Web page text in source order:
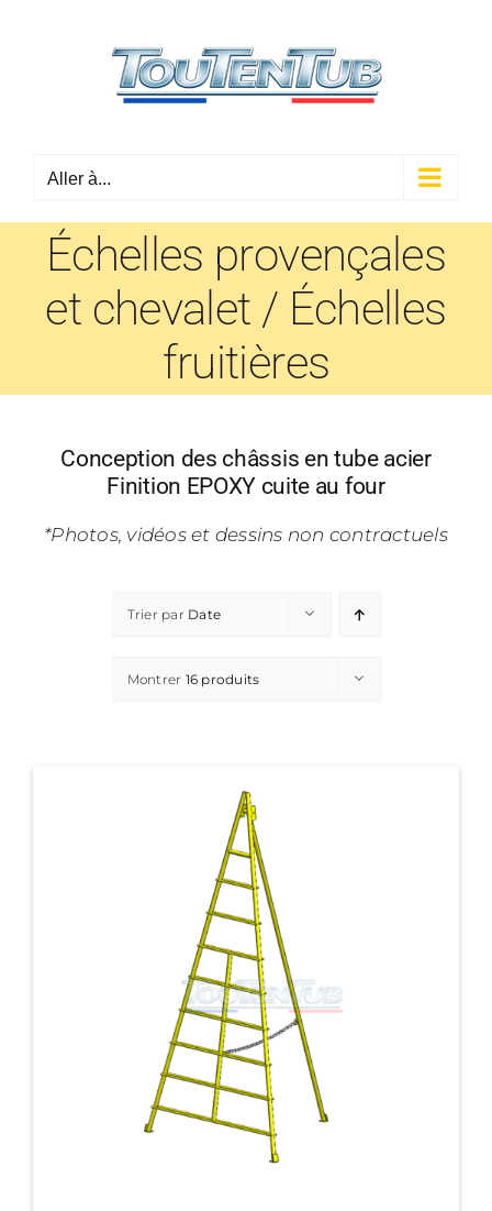
Aller à...
Échelles provençales
et chevalet / Échelles
fruitières
Conception des châssis en tube acier
Finition EPOXY cuite au four
*Photos, vidéos et dessins non contractuels
Trier par Date
Montrer 16 produits